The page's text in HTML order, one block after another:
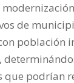
de
población
que podrían